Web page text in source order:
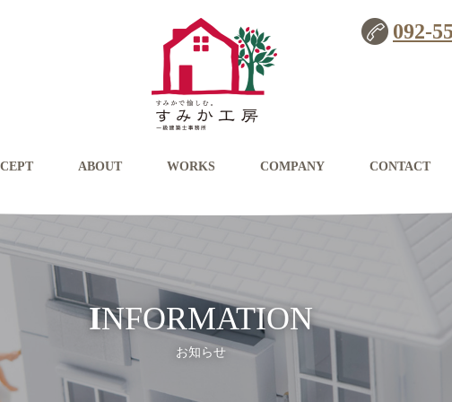
ABOUT WORKS COMPANY CONTACT
092-
INFORMATION
お知らせ